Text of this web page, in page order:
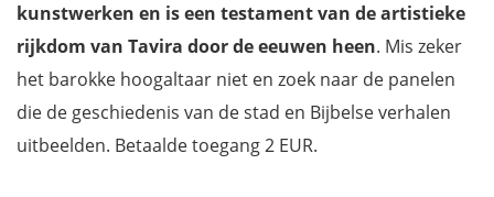
kunstwerken en is een testament van de artistieke
rijkdom van Tavira door de eeuwen heen. Mis zeker
het barokke hoogaltaar niet en zoek naar de panelen
die de geschiedenis van de stad en Bijbelse verhalen
uitbeelden. Betaalde toegang 2 EUR.